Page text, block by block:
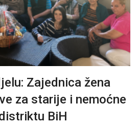
Zajednica žena
za starije i nemoćne
BiH